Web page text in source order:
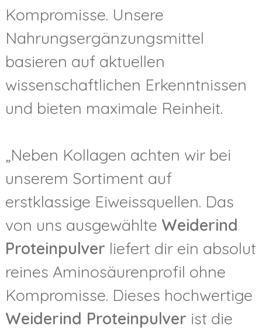
Kompromisse. Unsere
Nahrungsergänzungsmittel
basieren auf aktuellen
wissenschaftlichen Erkenntnissen
und bieten maximale Reinheit.
„Neben Kollagen achten wir bei
unserem Sortiment auf
erstklassige Eiweissquellen. Das
von uns ausgewählte Weiderind
Proteinpulver liefert dir ein absolut
reines Aminosäurenprofil ohne
Kompromisse. Dieses hochwertige
Weiderind Proteinpulver ist die